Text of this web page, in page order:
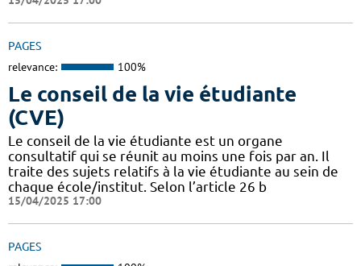
PAGES
relevance: 100%
Le conseil de la vie étudiante
(CVE)
Le conseil de la vie étudiante est un organe
consultatif qui se réunit au moins une fois par an. Il
traite des sujets relatifs à la vie étudiante au sein de
chaque école/institut. Selon l’article 26 b
15/04/2025 17:00
PAGES